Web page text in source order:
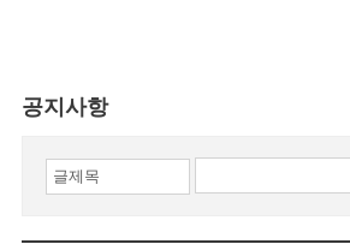
공지사항